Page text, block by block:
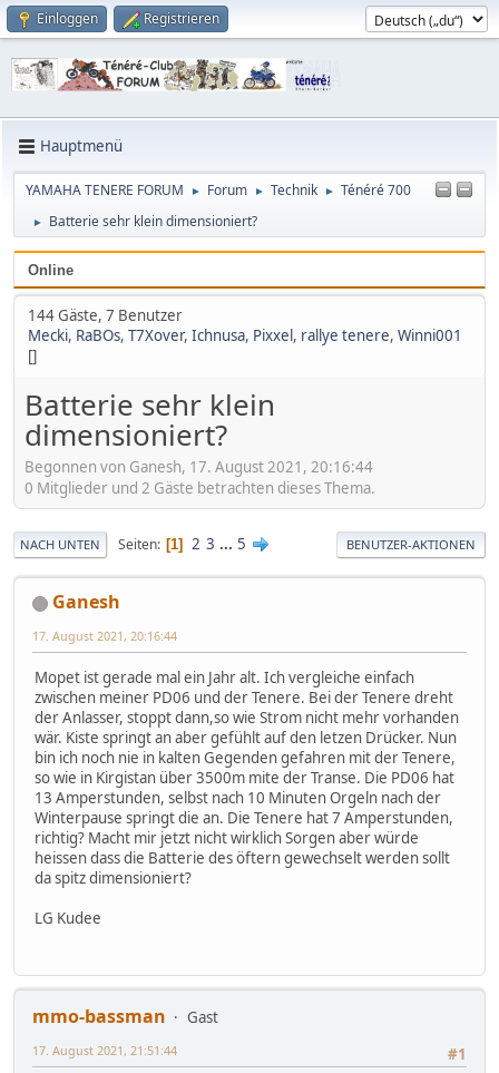
Einloggen Registrieren
Hauptmenü
YAMAHA TENERE FORUM ► Forum ► Technik ► Ténéré 700
► Batterie sehr klein dimensioniert?
Online
144 Gäste, 7 Benutzer
Mecki, RaBOs, T7Xover, Ichnusa, Pixxel, rallye tenere, Winni001
[]
Batterie sehr klein
dimensioniert?
Begonnen von Ganesh, 17. August 2021, 20:16:44
0 Mitglieder und 2 Gäste betrachten dieses Thema.
NACH UNTEN Seiten 1 2 3 ... 5 BENUTZER-AKTIONEN
Ganesh
17. August 2021, 20:16:44
Mopet ist gerade mal ein Jahr alt. Ich vergleiche einfach
zwischen meiner PD06 und der Tenere. Bei der Tenere dreht
der Anlasser, stoppt dann,so wie Strom nicht mehr vorhanden
wär. Kiste springt an aber gefühlt auf den letzen Drücker. Nun
bin ich noch nie in kalten Gegenden gefahren mit der Tenere,
so wie in Kirgistan über 3500m mite der Transe. Die PD06 hat
13 Amperstunden, selbst nach 10 Minuten Orgeln nach der
Winterpause springt die an. Die Tenere hat 7 Amperstunden,
richtig? Macht mir jetzt nicht wirklich Sorgen aber würde
heissen dass die Batterie des öftern gewechselt werden sollt
da spitz dimensioniert?
LG Kudee
mmo-bassman
Gast
#1
17. August 2021, 21:51:44